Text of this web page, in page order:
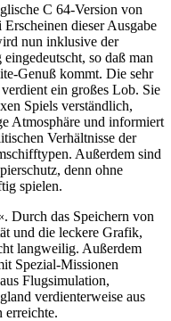
C 64-Version von
dieser Ausgabe
nun inklusive der
so daß man
Genuß kommt. Die sehr
ein großes Lob. Sie
Spiels verständlich,
Atmosphäre und informiert
Verhältnisse der
Außerdem sind
denn ohne
spielen.
Durch das Speichern von
und die leckere Grafik,
langweilig. Außerdem
Spezial-Missionen
Flugsimulation,
verdienterweise aus
erreichte.